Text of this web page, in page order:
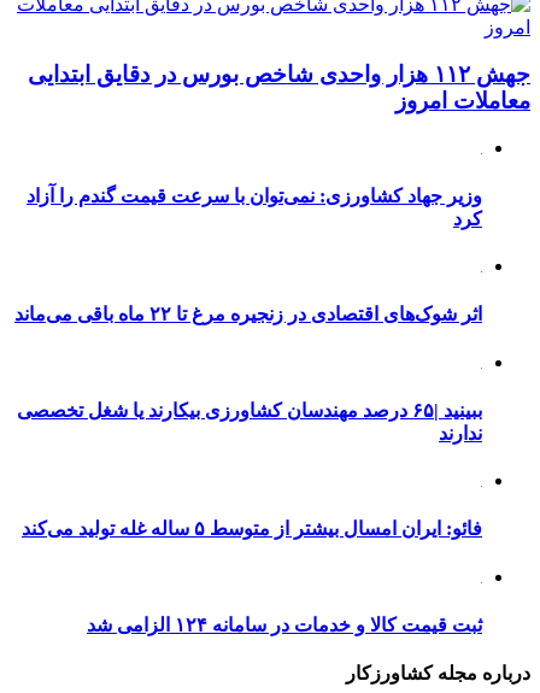
جهش ۱۱۲ هزار واحدی شاخص بورس در دقایق ابتدایی
معاملات امروز
وزیر جهاد کشاورزی: نمی‌توان با سرعت قیمت گندم را آزاد
کرد
اثر شوک‌های اقتصادی در زنجیره مرغ تا ۲۲ ماه باقی می‌ماند
ببینید |۶۵ درصد مهندسان کشاورزی بیکارند یا شغل تخصصی
ندارند
فائو: ایران امسال بیشتر از متوسط ۵ ساله غله تولید می‌کند
ثبت قیمت کالا و خدمات در سامانه ۱۲۴ الزامی شد
درباره مجله کشاورزکار